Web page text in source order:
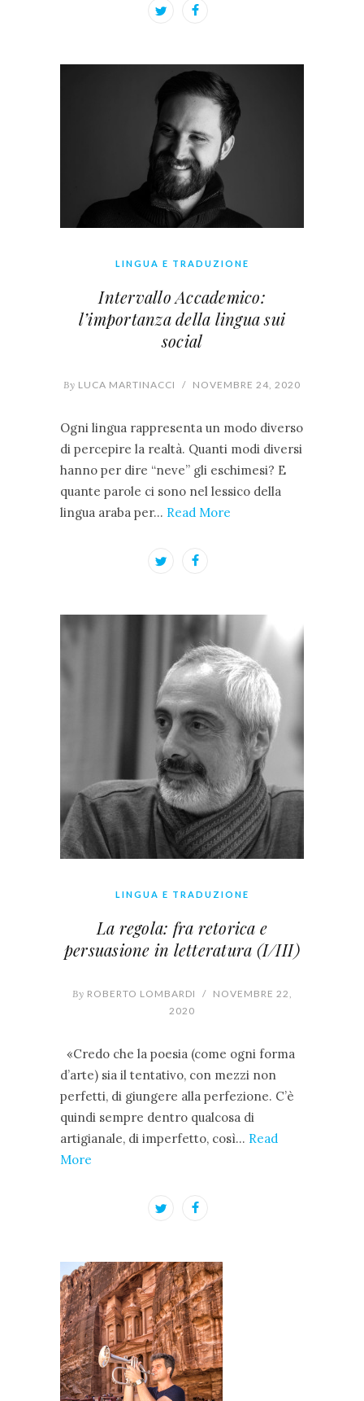
LINGUA E TRADUZIONE
Intervallo Accademico:
l’importanza della lingua sui
social
By LUCA MARTINACCI / NOVEMBRE 24, 2020
Ogni lingua rappresenta un modo diverso
di percepire la realtà. Quanti modi diversi
hanno per dire “neve” gli eschimesi? E
quante parole ci sono nel lessico della
lingua araba per… Read More
LINGUA E TRADUZIONE
La regola: fra retorica e
persuasione in letteratura (I/III)
By ROBERTO LOMBARDI / NOVEMBRE 22,
2020
«Credo che la poesia (come ogni forma
d’arte) sia il tentativo, con mezzi non
perfetti, di giungere alla perfezione. C’è
quindi sempre dentro qualcosa di
artigianale, di imperfetto, così… Read
More